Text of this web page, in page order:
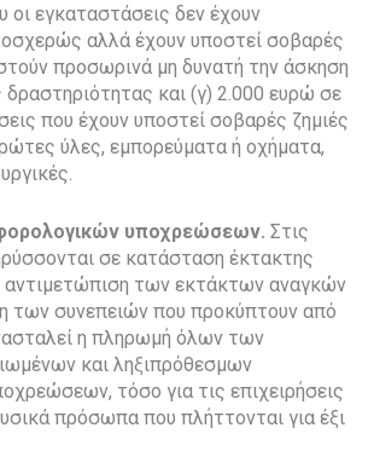
οι εγκαταστάσεις δεν έχουν
αλλά έχουν υποστεί σοβαρές
προσωρινά μη δυνατή την άσκηση
δραστηριότητας και (γ) 2.000 ευρώ σε
που έχουν υποστεί σοβαρές ζημιές
ύλες, εμπορεύματα ή οχήματα,
υποχρεώσεων. Στις
σε κατάσταση έκτακτης
αντιμετώπιση των εκτάκτων αναγκών
των συνεπειών που προκύπτουν από
η πληρωμή όλων των
και ληξιπρόθεσμων
τόσο για τις επιχειρήσεις
πρόσωπα που πλήττονται για έξι